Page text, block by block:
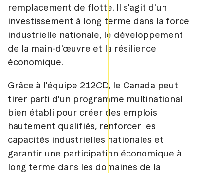
remplacement de flotte. Il s'agit d'un
investissement à long terme dans la force
industrielle nationale, le développement
de la main-d'œuvre et la résilience
économique.
Grâce à l'équipe 212CD, le Canada peut
tirer parti d'un programme multinational
bien établi pour créer des emplois
hautement qualifiés, renforcer les
capacités industrielles nationales et
garantir une participation économique à
long terme dans les domaines de la